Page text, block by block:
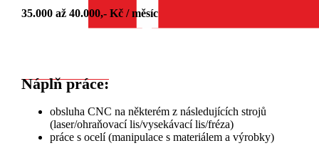
35.000 až 40.000,- Kč / měsíc
Náplň práce:
obsluha CNC na některém z následujících strojů
(laser/ohraňovací lis/vysekávací lis/fréza)
práce s ocelí (manipulace s materiálem a výrobky)